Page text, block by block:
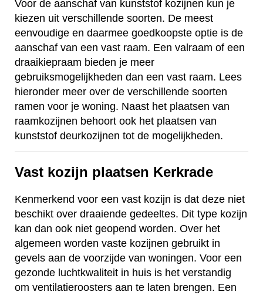
Voor de aanschaf van kunststof kozijnen kun je
kiezen uit verschillende soorten. De meest
eenvoudige en daarmee goedkoopste optie is de
aanschaf van een vast raam. Een valraam of een
draaikiepraam bieden je meer
gebruiksmogelijkheden dan een vast raam. Lees
hieronder meer over de verschillende soorten
ramen voor je woning. Naast het plaatsen van
raamkozijnen behoort ook het plaatsen van
kunststof deurkozijnen tot de mogelijkheden.
Vast kozijn plaatsen Kerkrade
Kenmerkend voor een vast kozijn is dat deze niet
beschikt over draaiende gedeeltes. Dit type kozijn
kan dan ook niet geopend worden. Over het
algemeen worden vaste kozijnen gebruikt in
gevels aan de voorzijde van woningen. Voor een
gezonde luchtkwaliteit in huis is het verstandig
om ventilatieroosters aan te laten brengen. Een